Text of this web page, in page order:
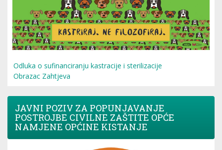
Odluka o sufinanciranju kastracije i sterilizacije
Obrazac Zahtjeva
JAVNI POZIV ZA POPUNJAVANJE
POSTROJBE CIVILNE ZAŠTITE OPĆE
NAMJENE OPĆINE KISTANJE